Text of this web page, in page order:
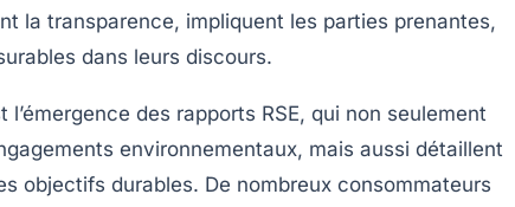
la transparence, impliquent les parties prenantes,
dans leurs discours.
des rapports RSE, qui non seulement
environnementaux, mais aussi détaillent
objectifs durables. De nombreux consommateurs